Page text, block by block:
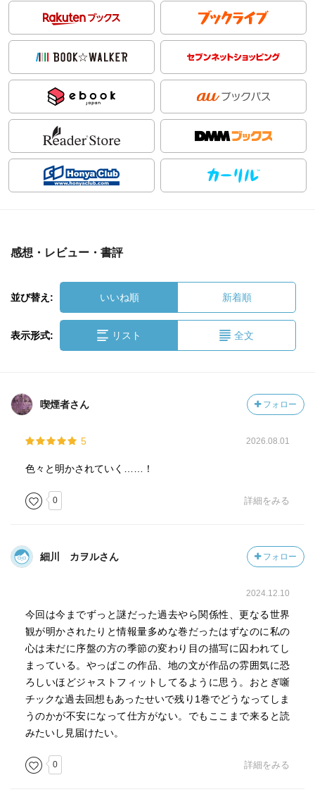
感想・レビュー・書評
並び替え: いいね順 新着順
表示形式: リスト 全文
喫煙者さん フォロー
5 2026.08.01
色々と明かされていく……！
0 詳細をみる
細川 カヲルさん フォロー
2024.12.10
今回は今までずっと謎だった過去やら関係性、更なる世界
観が明かされたりと情報量多めな巻だったはずなのに私の
心は未だに序盤の方の季節の変わり目の描写に囚われてし
まっている。やっぱこの作品、地の文が作品の雰囲気に恐
ろしいほどジャストフィットしてるように思う。おとぎ噺
チックな過去回想もあったせいで残り1巻でどうなってしま
うのかが不安になって仕方がない。でもここまで来ると読
みたいし見届けたい。
0 詳細をみる